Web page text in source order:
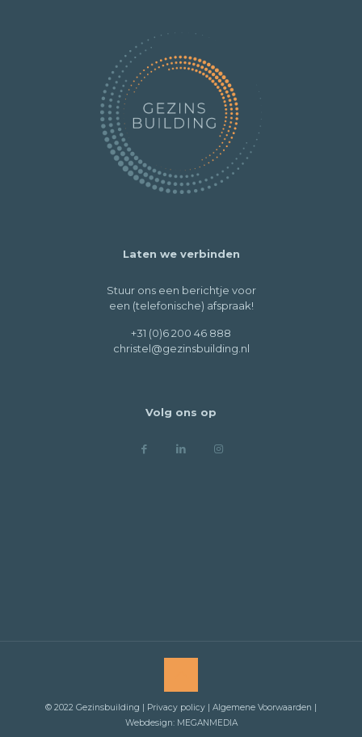
Laten we verbinden
Stuur ons een berichtje voor
een (telefonische) afspraak!
+31 (0)6 200 46 888
christel@gezinsbuilding.nl
Volg ons op
© 2022 Gezinsbuilding | Privacy policy | Algemene Voorwaarden |
Webdesign: MEGANMEDIA